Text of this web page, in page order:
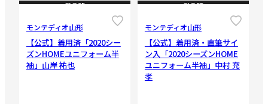
CLOSE
モンテディオ山形
【公式】着用済「2020シー
ズンHOMEユニフォーム半
袖」山岸 祐也
CLOSE
モンテディオ山形
【公式】着用済・直筆サイ
ン入「2020シーズンHOME
ユニフォーム半袖」中村 充
孝